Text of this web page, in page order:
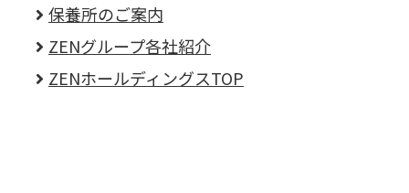
保養所のご案内
ZENグループ各社紹介
ZENホールディングスTOP